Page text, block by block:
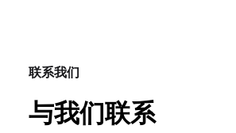
联系我们
与我们联系